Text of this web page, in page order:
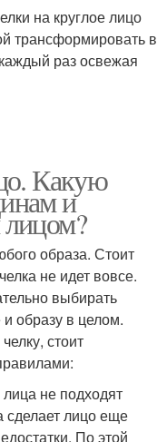
на круглое лицо
трансформировать в
раз освежая
Какую
и
образа. Стоит
не идет вовсе.
выбирать
и образу в целом.
стоит
не подходят
сделает лицо еще
По этой